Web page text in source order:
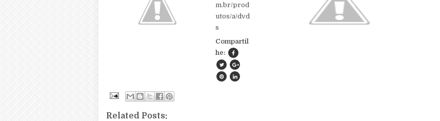
m.br/prod
utos/a/dvd
s
Compartil
he:
Related Posts: